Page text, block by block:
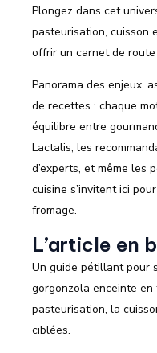
Plongez dans cet
pasteurisation, cuisson
offrir un carnet de
Panorama des enjeux,
de recettes : chaque
équilibre entre
Lactalis, les
d’experts, et même les
cuisine s’invitent ici
fromage.
L’article en
Un guide pétillant pour
gorgonzola enceinte
pasteurisation, la
ciblées.